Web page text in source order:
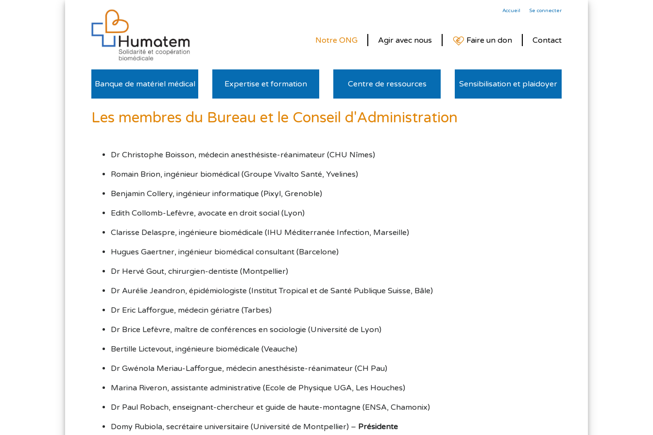
Accueil Se connecter
Contact
Faire un don
Agir avec nous
Notre ONG
Banque de matériel médical Expertise et formation Centre de ressources Sensibilisation et plaidoyer
Les membres du Bureau et le Conseil d'Administration
Dr Christophe Boisson, médecin anesthésiste-réanimateur (CHU Nîmes)
Romain Brion, ingénieur biomédical (Groupe Vivalto Santé, Yvelines)
Benjamin Collery, ingénieur informatique (Pixyl, Grenoble)
Edith Collomb-Lefèvre, avocate en droit social (Lyon)
Clarisse Delaspre, ingénieure biomédicale (IHU Méditerranée Infection, Marseille)
Hugues Gaertner, ingénieur biomédical consultant (Barcelone)
Dr Hervé Gout, chirurgien-dentiste (Montpellier)
Dr Aurélie Jeandron, épidémiologiste (Institut Tropical et de Santé Publique Suisse, Bâle)
Dr Eric Lafforgue, médecin gériatre (Tarbes)
Dr Brice Lefèvre, maître de conférences en sociologie (Université de Lyon)
Bertille Lictevout, ingénieure biomédicale (Veauche)
Dr Gwénola Meriau-Lafforgue, médecin anesthésiste-réanimateur (CH Pau)
Marina Riveron, assistante administrative (Ecole de Physique UGA, Les Houches)
Dr Paul Robach, enseignant-chercheur et guide de haute-montagne (ENSA, Chamonix)
Domy Rubiola, secrétaire universitaire (Université de Montpellier) – Présidente